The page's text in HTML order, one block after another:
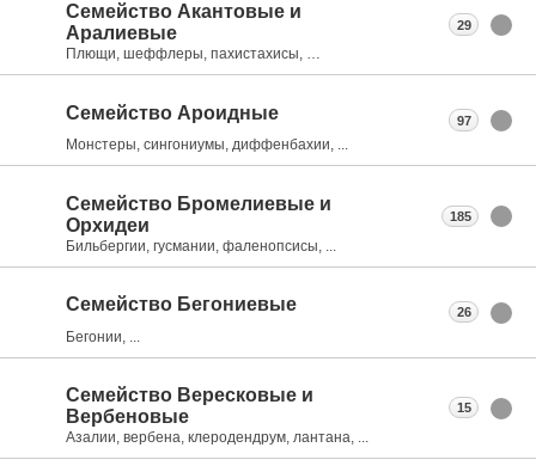
Семейство Акантовые и
Аралиевые
Плющи, шеффлеры, пахистахисы, …
29
Семейство Ароидные
Монстеры, сингониумы, диффенбахии, ...
97
Семейство Бромелиевые и
Орхидеи
Бильбергии, гусмании, фаленопсисы, ...
185
Семейство Бегониевые
Бегонии, ...
26
Семейство Вересковые и
Вербеновые
Азалии, вербена, клеродендрум, лантана, ...
15